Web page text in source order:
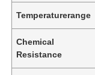
Temperaturerange
Chemical
Resistance